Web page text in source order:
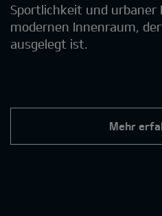
Sportlichkeit und urbaner
modernen Innenraum,
ausgelegt ist.
Mehr